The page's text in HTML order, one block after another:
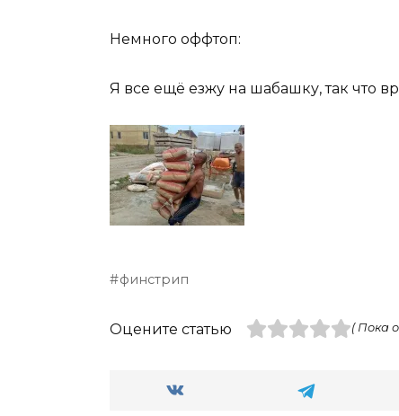
Немного оффтоп:
Я все ещё езжу на шабашку, так что
финстрип
Оцените статью ( Пока